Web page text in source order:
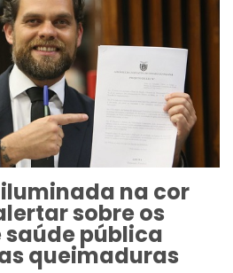
na cor
sobre os
pública
queimaduras